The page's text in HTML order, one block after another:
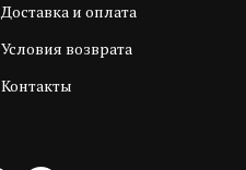
Доставка и оплата
Условия возврата
Контакты